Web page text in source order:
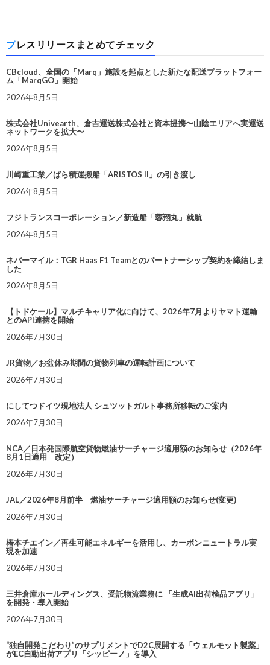
プレスリリースまとめてチェック
CBcloud、全国の「Marq」施設を起点とした新たな配送プラットフォー
ム「MarqGO」開始
2026年8月5日
株式会社Univearth、倉吉運送株式会社と資本提携〜山陰エリアへ実運送
ネットワークを拡大〜
2026年8月5日
川崎重工業／ばら積運搬船「ARISTOS II」の引き渡し
2026年8月5日
フジトランスコーポレーション／新造船「蓉翔丸」就航
2026年8月5日
ネバーマイル：TGR Haas F1 Teamとのパートナーシップ契約を締結しま
した
2026年8月5日
【トドケール】マルチキャリア化に向けて、2026年7月よりヤマト運輸
とのAPI連携を開始
2026年7月30日
JR貨物／お盆休み期間の貨物列車の運転計画について
2026年7月30日
にしてつドイツ現地法人 シュツットガルト事務所移転のご案内
2026年7月30日
NCA／日本発国際航空貨物燃油サーチャージ適用額のお知らせ（2026年
8月1日適用 改定）
2026年7月30日
JAL／2026年8月前半 燃油サーチャージ適用額のお知らせ(変更)
2026年7月30日
椿本チエイン／再生可能エネルギーを活用し、カーボンニュートラル実
現を加速
2026年7月30日
三井倉庫ホールディングス、受託物流業務に 「生成AI出荷検品アプリ」
を開発・導入開始
2026年7月30日
“独自開発こだわり”のサプリメントでD2C展開する「ウェルモット製薬」
がEC自動出荷アプリ「シッピーノ」を導入